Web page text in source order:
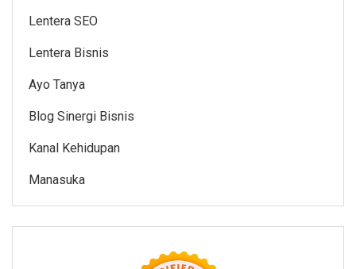
Lentera SEO
Lentera Bisnis
Ayo Tanya
Blog Sinergi Bisnis
Kanal Kehidupan
Manasuka